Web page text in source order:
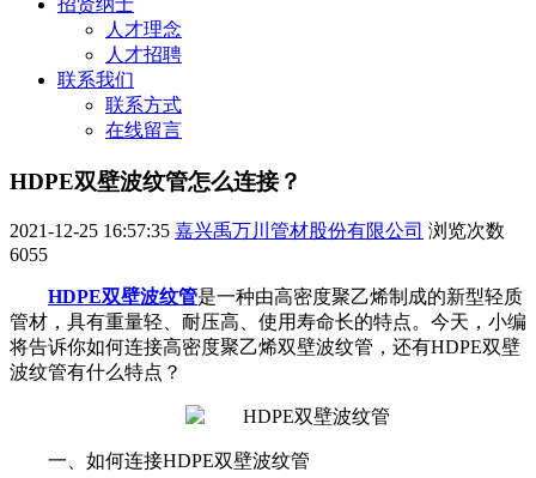
人才理念
人才招聘
联系我们
联系方式
在线留言
HDPE双壁波纹管怎么连接？
2021-12-25 16:57:35 嘉兴禹万川管材股份有限公司 浏览次数
6055
HDPE双壁波纹管是一种由高密度聚乙烯制成的新型轻质
管材，具有重量轻、耐压高、使用寿命长的特点。今天，小编
将告诉你如何连接高密度聚乙烯双壁波纹管，还有HDPE双壁
波纹管有什么特点？
一、如何连接HDPE双壁波纹管